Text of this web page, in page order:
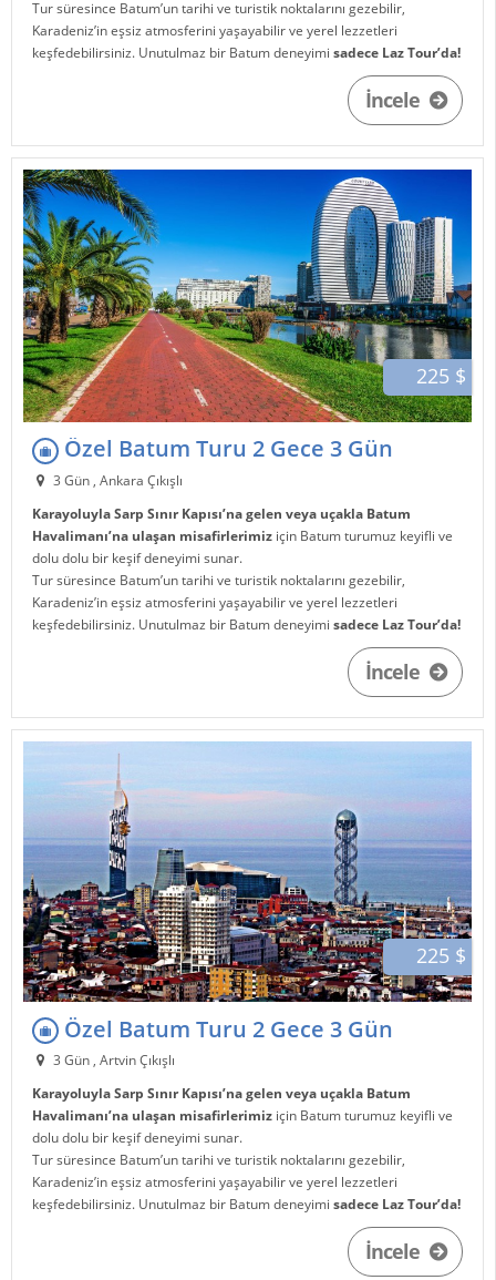
Tur süresince Batum’un tarihi ve turistik noktalarını gezebilir,
Karadeniz’in eşsiz atmosferini yaşayabilir ve yerel lezzetleri
keşfedebilirsiniz. Unutulmaz bir Batum deneyimisadece Laz Tour’da!
İncele
225 $
Özel Batum Turu 2 Gece 3 Gün
3 Gün , Ankara Çıkışlı
Karayoluyla Sarp Sınır Kapısı’na gelen veya uçakla Batum
Havalimanı’na ulaşan misafirlerimiz için Batum turumuz keyifli ve
dolu dolu bir keşif deneyimi sunar.
Tur süresince Batum’un tarihi ve turistik noktalarını gezebilir,
Karadeniz’in eşsiz atmosferini yaşayabilir ve yerel lezzetleri
keşfedebilirsiniz. Unutulmaz bir Batum deneyimisadece Laz Tour’da!
İncele
225 $
Özel Batum Turu 2 Gece 3 Gün
3 Gün , Artvin Çıkışlı
Karayoluyla Sarp Sınır Kapısı’na gelen veya uçakla Batum
Havalimanı’na ulaşan misafirlerimiz için Batum turumuz keyifli ve
dolu dolu bir keşif deneyimi sunar.
Tur süresince Batum’un tarihi ve turistik noktalarını gezebilir,
Karadeniz’in eşsiz atmosferini yaşayabilir ve yerel lezzetleri
keşfedebilirsiniz. Unutulmaz bir Batum deneyimisadece Laz Tour’da!
İncele